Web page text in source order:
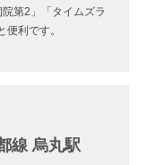
第2」「タイムズラ
利です。
線 烏丸駅